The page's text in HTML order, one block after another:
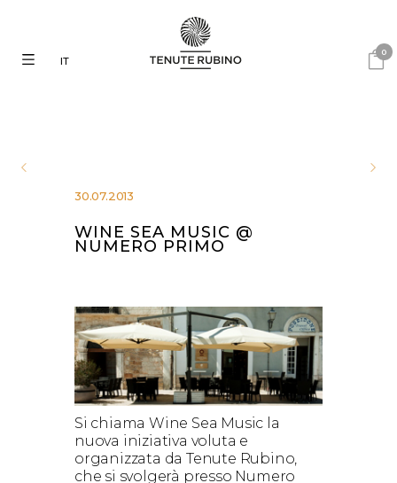
0
IT
30.07.2013
WINE SEA MUSIC @
NUMERO PRIMO
Si chiama Wine Sea Music la
nuova iniziativa voluta e
organizzata da Tenute Rubino,
che si svolgerà presso Numero